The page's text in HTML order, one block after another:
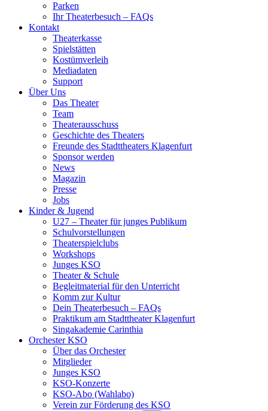
Parken
Ihr Theaterbesuch – FAQs
Kontakt
Theaterkasse
Spielstätten
Kostümverleih
Mediadaten
Support
Über Uns
Das Theater
Team
Theaterausschuss
Geschichte des Theaters
Freunde des Stadttheaters Klagenfurt
Sponsor werden
News
Magazin
Presse
Jobs
Kinder & Jugend
U27 – Theater für junges Publikum
Schulvorstellungen
Theaterspielclubs
Workshops
Junges KSO
Theater & Schule
Begleitmaterial für den Unterricht
Komm zur Kultur
Dein Theaterbesuch – FAQs
Praktikum am Stadttheater Klagenfurt
Singakademie Carinthia
Orchester KSO
Über das Orchester
Mitglieder
Junges KSO
KSO-Konzerte
KSO-Abo (Wahlabo)
Verein zur Förderung des KSO